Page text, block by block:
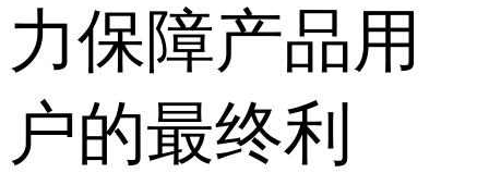
力保障产品用
户的最终利